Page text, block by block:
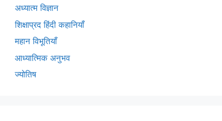
अध्यात्म विज्ञान
शिक्षाप्रद हिंदी कहानियाँ
महान विभूतियाँ
आध्यात्मिक अनुभव
ज्योतिष